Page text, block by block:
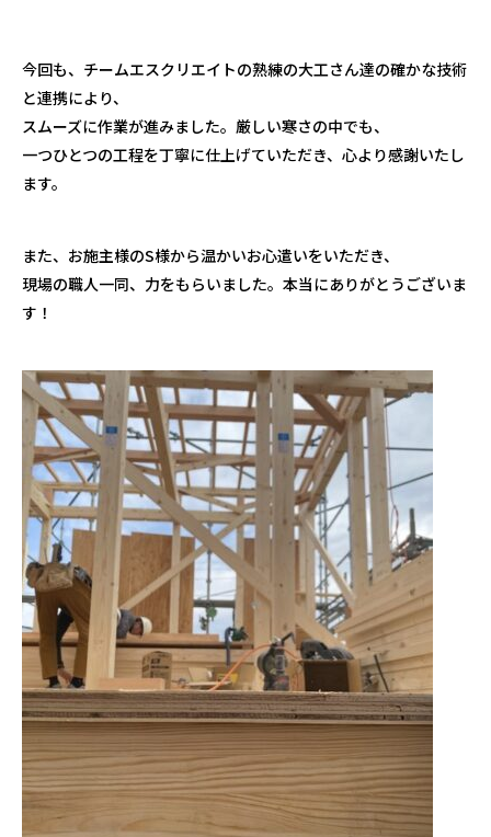
今回も、チームエスクリエイトの熟練の大工さん達の確かな技術
と連携により、
スムーズに作業が進みました。厳しい寒さの中でも、
一つひとつの工程を丁寧に仕上げていただき、心より感謝いたし
ます。
また、お施主様のS様から温かいお心遣いをいただき、
現場の職人一同、力をもらいました。本当にありがとうございま
す！